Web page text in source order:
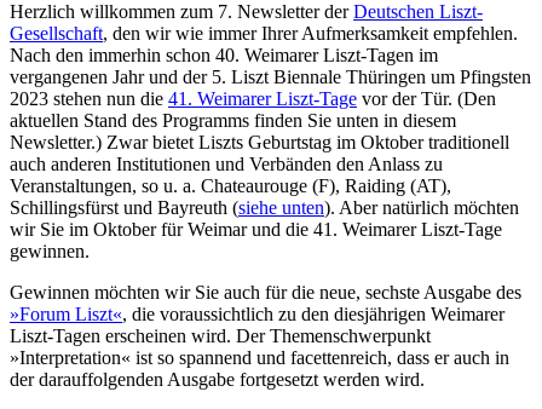
Herzlich willkommen zum 7. Newsletter derDeutschen Liszt-
Gesellschaft, den wir wie immer Ihrer Aufmerksamkeit empfehlen.
Nach den immerhin schon 40. Weimarer Liszt-Tagen im
vergangenen Jahr und der 5. Liszt Biennale Thüringen um Pfingsten
2023 stehen nun die 41. Weimarer Liszt-Tage vor der Tür. (Den
aktuellen Stand des Programms finden Sie unten in diesem
Newsletter.) Zwar bietet Liszts Geburtstag im Oktober traditionell
auch anderen Institutionen und Verbänden den Anlass zu
Veranstaltungen, so u. a. Chateaurouge (F), Raiding (AT),
Schillingsfürst und Bayreuth (siehe unten). Aber natürlich möchten
wir Sie im Oktober für Weimar und die 41. Weimarer Liszt-Tage
gewinnen.
Gewinnen möchten wir Sie auch für die neue, sechste Ausgabe des
»Forum Liszt«, die voraussichtlich zu den diesjährigen Weimarer
Liszt-Tagen erscheinen wird. Der Themenschwerpunkt
»Interpretation« ist so spannend und facettenreich, dass er auch in
der darauffolgenden Ausgabe fortgesetzt werden wird.